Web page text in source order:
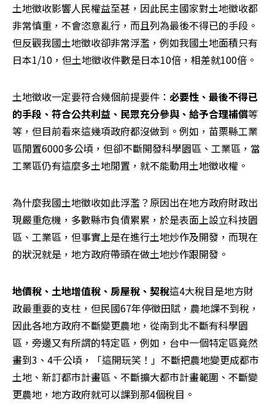
土地徵收影響人民權益至甚，因此民主國家對土地徵收都
非常慎重，不會恣意亂行，而且列為最後不得已的手段。
但反觀我國土地徵收卻非常浮濫，例如我國土地面積只有
日本1/10，但土地徵收件數是日本10倍，相差就100倍。
土地徵收一定要符合幾個前提要件： 必要性、最後不得已
的手段、符合公共利益、民眾充分參與、給予合理補償等
等，但目前看來這幾項政府都沒做到。例如，苗栗縣工業
區閒置6000多公頃，但卻不斷開發科學園區、工業區，當
工業區仍有這麼多土地閒置，就不能動用土地徵收權。
為什麼我國土地徵收如此浮濫？原因出在地方政府財政出
現嚴重危機，多數縣市負債累累，於是表面上設立科技園
區、工業區，但事實上是在進行土地炒作及開發，而現在
的狀況就是，地方政府帶頭在做土地炒作跟開發。
地價稅、土地增值稅、房屋稅、契稅這4大稅目是地方財
政最重要的支柱，但民國67年停徵田賦，農地課不到稅，
因此各地方政府不斷變更農地，從南到北不斷有科學園
區，旁邊又有所謂的特定區，例如，台中一個特定區竟然
畫到3、4千公頃，「這開玩笑！」不斷把農地變更成都市
土地、新訂都市計畫區、不斷擴大都市計畫範圍、不斷變
更農地，地方政府就可以課到那4個稅目。